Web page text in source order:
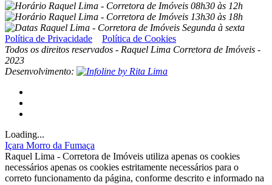
08h30 às 12h
13h30 às 18h
Segunda à sexta
Política de Privacidade
Política de Cookies
Todos os direitos reservados - Raquel Lima Corretora de Imóveis -
2023
Desenvolvimento:
Loading...
Içara Morro da Fumaça
Raquel Lima - Corretora de Imóveis utiliza apenas os cookies
necessários apenas os cookies estritamente necessários para o
correto funcionamento da página, conforme descrito e informado na